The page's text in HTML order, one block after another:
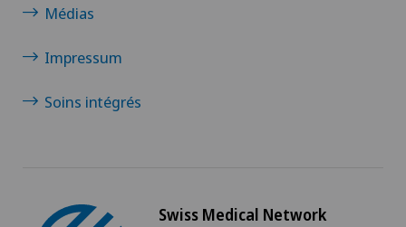
Cardiologie interventionnelle
Cataracte
Check-up
Check-up pour les entreprises
Médias
Impressum
Soins intégrés
Swiss Medical Network